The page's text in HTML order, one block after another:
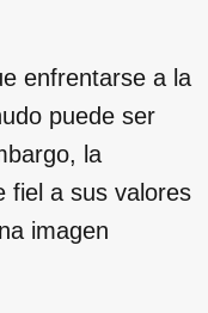
enfrentarse a la
puede ser
la
fiel a sus valores
imagen